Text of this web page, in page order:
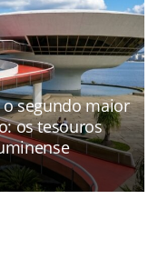
segundo maior
os tesouros